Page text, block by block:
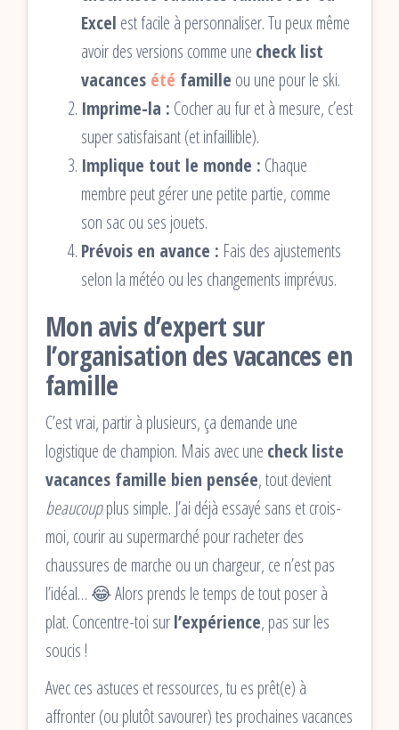
Excel est facile à personnaliser. Tu peux même
avoir des versions comme une check list
vacances été famille ou une pour le ski.
Imprime-la : Cocher au fur et à mesure, c’est
super satisfaisant (et infaillible).
Implique tout le monde : Chaque
membre peut gérer une petite partie, comme
son sac ou ses jouets.
Prévois en avance : Fais des ajustements
selon la météo ou les changements imprévus.
Mon avis d’expert sur
l’organisation des vacances en
famille
C’est vrai, partir à plusieurs, ça demande une
logistique de champion. Mais avec une check liste
vacances famille bien pensée, tout devient
beaucoupplus simple. J’ai déjà essayé sans et crois-
moi, courir au supermarché pour racheter des
chaussures de marche ou un chargeur, ce n’est pas
l’idéal… 😂 Alors prends le temps de tout poser à
plat. Concentre-toi surl’expérience, pas sur les
soucis !
Avec ces astuces et ressources, tu es prêt(e) à
affronter (ou plutôt savourer) tes prochaines vacances